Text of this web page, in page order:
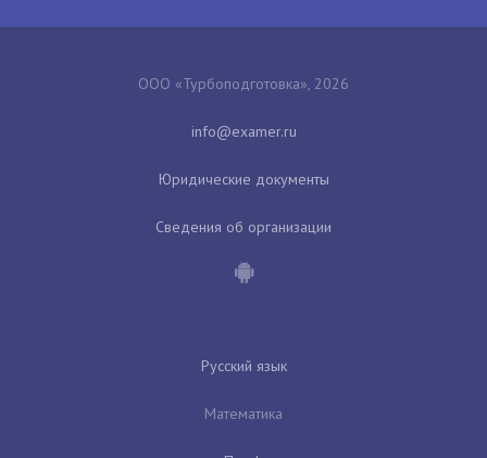
ООО «Турбоподготовка», 2026
Юридические документы
Сведения об организации
Русский язык
Математика